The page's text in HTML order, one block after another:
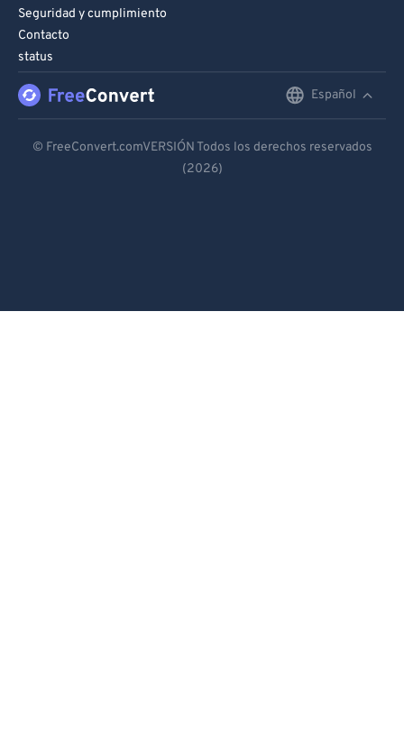
Seguridad y cumplimiento
Contacto
status
Español
Español
© FreeConvert.comVERSIÓN Todos los derechos reservados
(2026)